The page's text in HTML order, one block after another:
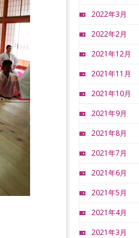
2022年3月
2022年2月
2021年12月
2021年11月
2021年10月
2021年9月
2021年8月
2021年7月
2021年6月
2021年5月
2021年4月
2021年3月